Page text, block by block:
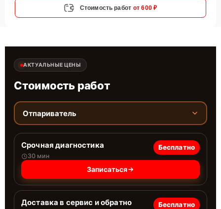
Стоимость работ от 600 ₽
АКТУАЛЬНЫЕ ЦЕНЫ
Стоимость работ
Отпариватель
Срочная диагностика
30 мин
Бесплатно
Записаться
Доставка в сервис и обратно Бесплатно